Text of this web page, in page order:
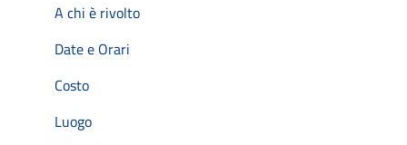
A chi è rivolto
Date e Orari
Costo
Luogo